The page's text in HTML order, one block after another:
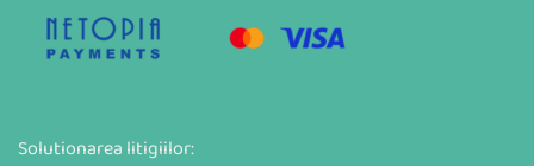
Solutionarea litigiilor: